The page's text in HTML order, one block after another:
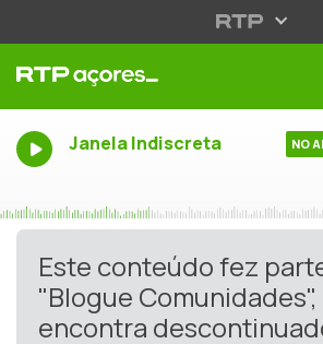
Janela Indiscreta NO
Este conteúdo fez
"Blogue
encontra